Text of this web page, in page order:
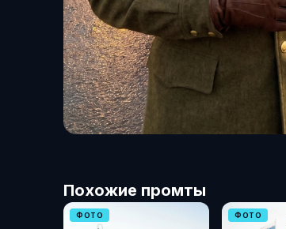
Похожие промты
ФОТО ФОТО